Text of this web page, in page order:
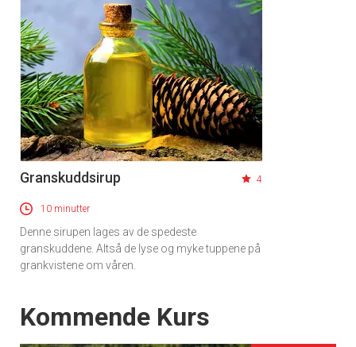
Granskuddsirup 4
10 minutter
Denne sirupen lages av de spedeste
granskuddene. Altså de lyse og myke tuppene på
grankvistene om våren.
Events
Kommende Kurs